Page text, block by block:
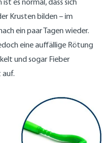
Krusten bilden – im
ein paar Tagen wieder.
eine auffällige Rötung
und sogar Fieber
auf.